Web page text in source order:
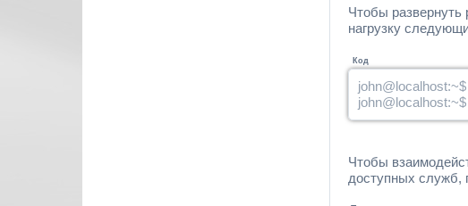
Чтобы развернуть
нагрузку
Код
Чтобы
доступных служб,